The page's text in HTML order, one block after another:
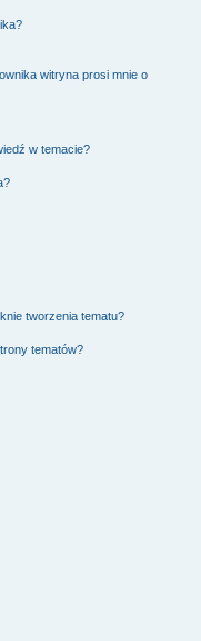
witryna prosi mnie o
w temacie?
tworzenia tematu?
tematów?